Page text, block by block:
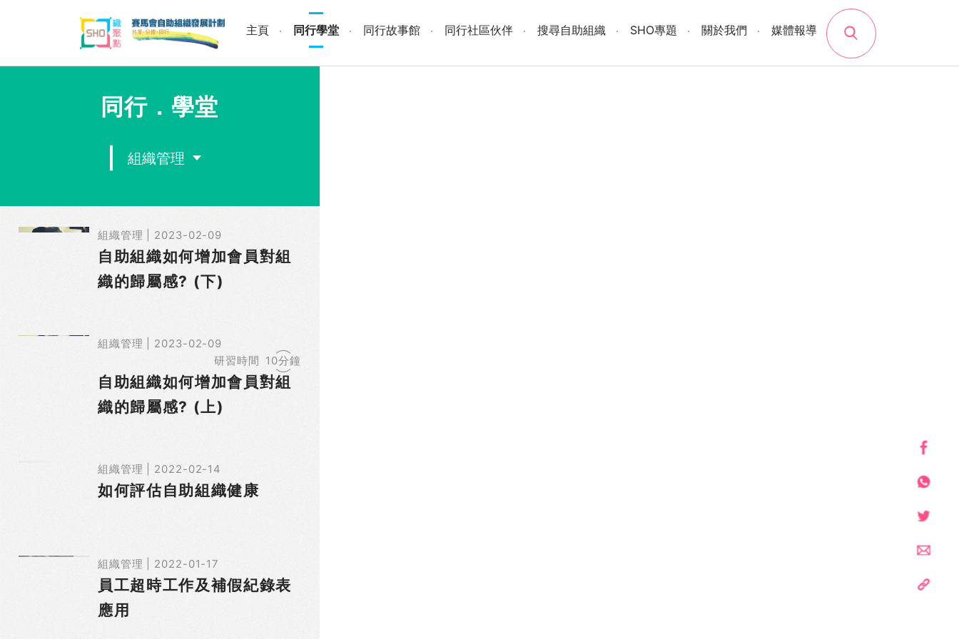
search
主頁
同行學堂 同行故事館 同行社區伙伴 搜尋自助組織 SHO專題 關於我們 媒體報導
同行．學堂
組織管理
組織管理 | 2023-02-09
自助組織如何增加會員對組
織的歸屬感? (下)
組織管理 | 2023-02-09
研習時間
10分鐘
自助組織如何增加會員對組
織的歸屬感? (上)
組織管理 | 2022-02-14
如何評估自助組織健康
組織管理 | 2022-01-17
員工超時工作及補假紀錄表
應用